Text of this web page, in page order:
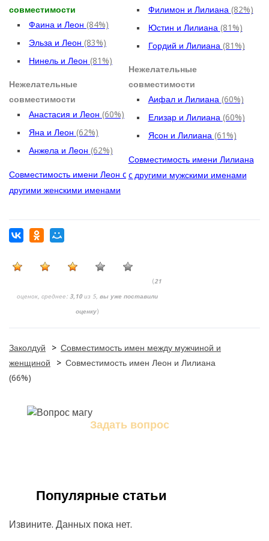
совместимости
Фаина и Леон (84%)
Эльза и Леон (83%)
Нинель и Леон (81%)
Нежелательные
совместимости
Анастасия и Леон (60%)
Яна и Леон (62%)
Анжела и Леон (62%)
Совместимость имени Леон c
другими женскими именами
Филимон и Лилиана (82%)
Юстин и Лилиана (81%)
Гордий и Лилиана (81%)
Нежелательные
совместимости
Аифал и Лилиана (60%)
Елизар и Лилиана (60%)
Ясон и Лилиана (61%)
Совместимость имени Лилиана
c другими мужскими именами
(21
оценок, среднее: 3,10из 5, вы уже поставили
оценку)
Заколдуй > Совместимость имен между мужчиной и
женщиной
> Совместимость имен Леон и Лилиана
(66%)
Задать вопрос
Популярные статьи
Извините. Данных пока нет.